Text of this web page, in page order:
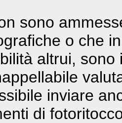
sono
o che
altrui,
inviare
di